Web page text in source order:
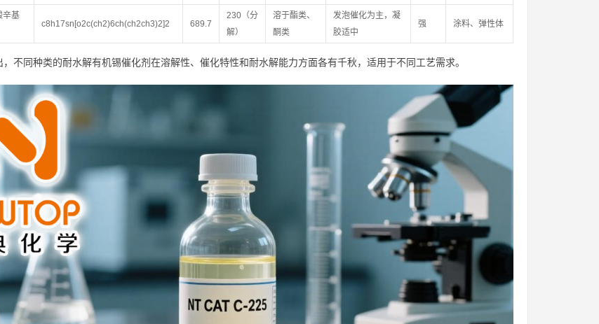
辛基
c8h17sn[o2c(ch2)6ch(ch2ch3)2]2 689.7
230（分
解）
溶于酯类、
酮类
发泡催化为主，凝
胶适中
强 涂料、弹性体
，不同种类的耐水解有机锡催化剂在溶解性、催化特性和耐水解能力方面各有千秋，适用于不同工艺需求。